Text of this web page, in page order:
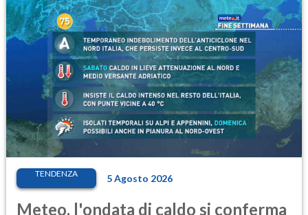
TENDENZA 5 Agosto 2026
Meteo, l'ondata di caldo si conferma